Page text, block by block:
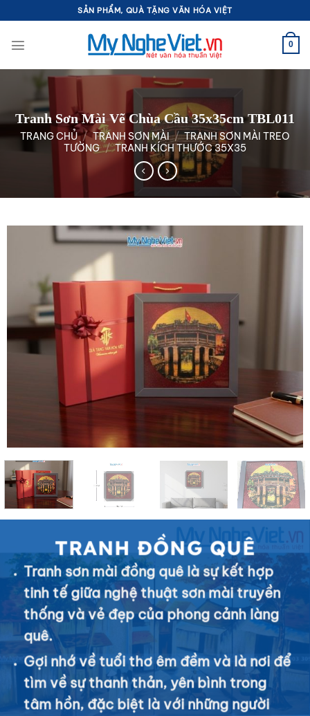
qua
nội
SẢN PHẨM, QUÀ TẶNG VĂN HÓA VIỆT
0
Tranh Sơn Mài Vẽ Chùa Cầu 35x35cm TBL011
TRANG CHỦ / TRANH SƠN MÀI / TRANH SƠN MÀI TREO
TƯỜNG / TRANH KÍCH THƯỚC 35X35
TRANH ĐỒNG QUÊ
Tranh sơn mài đồng quê là sự kết hợp
tinh tế giữa nghệ thuật sơn mài truyền
thống và vẻ đẹp của phong cảnh làng
quê.
Gợi nhớ về tuổi thơ êm đềm và là nơi để
tìm về sự thanh thản, yên bình trong
tâm hồn, đặc biệt là với những người